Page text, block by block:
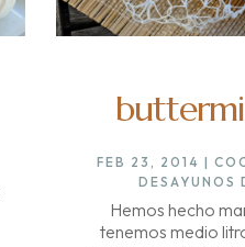
FEB 23, 2014 |
DESAYUNOS
Hemos hecho
tenemos medio